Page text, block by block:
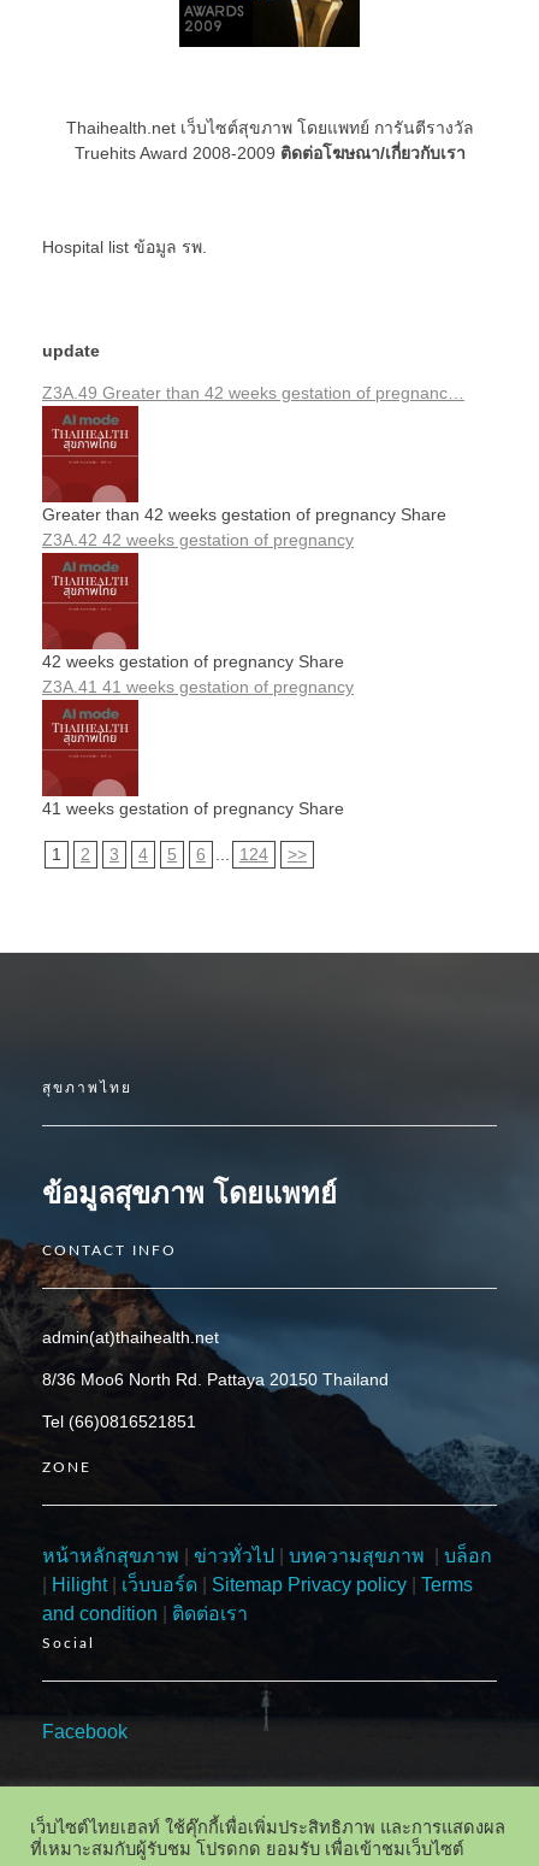
Thaihealth.net เว็บไซต์สุขภาพ โดยแพทย์ การันตีรางวัล
Truehits Award 2008-2009 ติดต่อโฆษณา/เกี่ยวกับเรา
Hospital list ข้อมูล รพ.
update
Z3A.49 Greater than 42 weeks gestation of pregnanc…
Greater than 42 weeks gestation of pregnancy Share
Z3A.42 42 weeks gestation of pregnancy
42 weeks gestation of pregnancy Share
Z3A.41 41 weeks gestation of pregnancy
41 weeks gestation of pregnancy Share
1 2 3 4 5 6 124 >>
สุขภาพไทย
ข้อมูลสุขภาพ โดยแพทย์
CONTACT INFO
admin(at)thaihealth.net
8/36 Moo6 North Rd. Pattaya 20150 Thailand
Tel (66)0816521851
ZONE
หน้าหลักสุขภาพ ข่าวทั่วไป บทความสุขภาพ
บล็อก
Hilight| เว็บบอร์ด Sitemap Privacy policy
Terms
and condition
ติดต่อเรา
Social
Facebook
เว็บไซต์ไทยเฮลท์ ใช้คุ๊กกี้เพื่อเพิ่มประสิทธิภาพ และการแสดงผล
ที่เหมาะสมกับผู้รับชม โปรดกด ยอมรับ เพื่อเข้าชมเว็บไซต์